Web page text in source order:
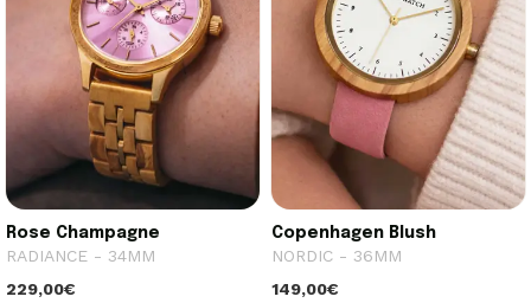
Rose Champagne
RADIANCE - 34MM
229,00€
Copenhagen Blush
NORDIC - 36MM
149,00€